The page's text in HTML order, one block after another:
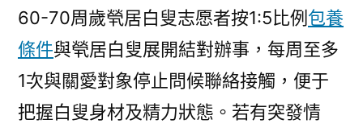
60-70周歲煢居白叟志愿者按1:5比例 包養
條件與煢居白叟展開結對辦事，每周至多
1次與關愛對象停止問候聯絡接觸，便于
把握白叟身材及精力狀態。若有突發情